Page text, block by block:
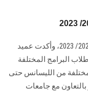
نظمت كلية الألسن حفل تخرج طلاب دفعة 2022/ 2023، وأكدت عميد
البرامج المختلفة
من الليسانس حتى
بالتعاون مع جامعات